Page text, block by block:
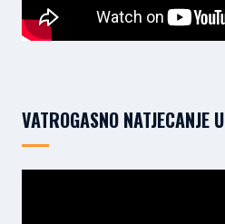
VATROGASNO NATJECANJE